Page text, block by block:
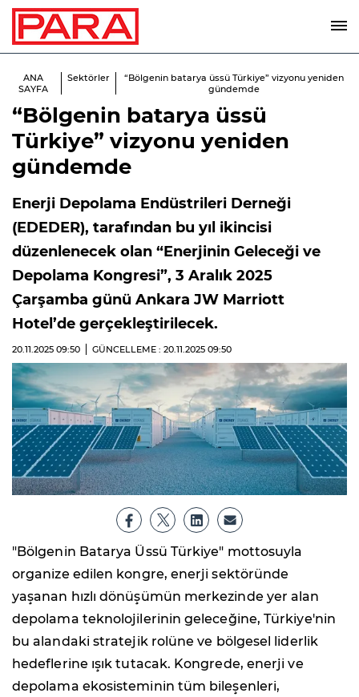
ANA
SAYFA
Sektörler
“Bölgenin batarya üssü Türkiye” vizyonu yeniden
gündemde
“Bölgenin batarya üssü
Türkiye” vizyonu yeniden
gündemde
Enerji Depolama Endüstrileri Derneği
(EDEDER), tarafından bu yıl ikincisi
düzenlenecek olan “Enerjinin Geleceği ve
Depolama Kongresi”, 3 Aralık 2025
Çarşamba günü Ankara JW Marriott
Hotel’de gerçekleştirilecek.
20.11.2025 09:50 GÜNCELLEME : 20.11.2025 09:50
"Bölgenin Batarya Üssü Türkiye" mottosuyla
organize edilen kongre, enerji sektöründe
yaşanan hızlı dönüşümün merkezinde yer alan
depolama teknolojilerinin geleceğine, Türkiye'nin
bu alandaki stratejik rolüne ve bölgesel liderlik
hedeflerine ışık tutacak. Kongrede, enerji ve
depolama ekosisteminin tüm bileşenleri,